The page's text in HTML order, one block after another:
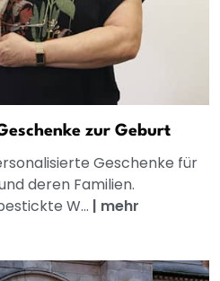
zur Geburt
Geschenke für
deren Familien.
W... | mehr